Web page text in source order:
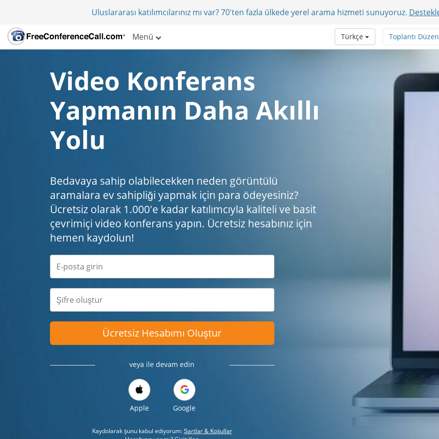
Uluslararası katılımcılarınız mı var? 70'ten fazla ülkede yerel arama hizmeti sunuyoruz.
Menü Toplantı
Türkçe
Video Konferans
Yapmanın Daha Akıllı
Yolu
Bedavaya sahip olabilecekken neden görüntülü
aramalara ev sahipliği yapmak için para ödeyesiniz?
Ücretsiz olarak 1.000'e kadar katılımcıyla kaliteli ve basit
çevrimiçi video konferans yapın. Ücretsiz hesabınız için
hemen kaydolun!
Ücretsiz Hesabımı Oluştur
veya ile devam edin
Apple Google
Kaydolarak şunu kabul ediyorum:Şartlar & Koşullar